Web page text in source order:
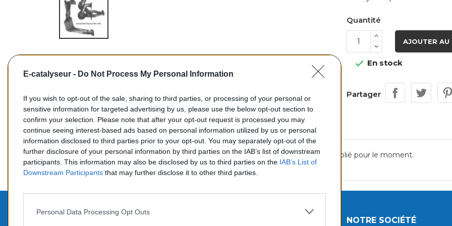
E-catalyseur - Do Not Process My Personal Information
If you wish to opt-out of the sale, sharing to third parties, or processing of your personal or
sensitive information for targeted advertising by us, please use the below opt-out section to
confirm your selection. Please note that after your opt-out request is processed you may
continue seeing interest-based ads based on personal information utilized by us or personal
information disclosed to third parties prior to your opt-out. You may separately opt-out of the
further disclosure of your personal information by third parties on the IAB’s list of downstream
participants. This information may also be disclosed by us to third parties on the IAB’s List of
Downstream Participants that may further disclose it to other third parties.
Personal Data Processing Opt Outs
Quantité
AJOUTER AU
 En stock
Partager
Commentaires (0)
Aucun avis n'a été publié pour le moment.
NOTRE SOCIÉTÉ